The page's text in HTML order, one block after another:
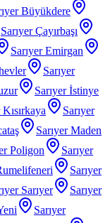
Büyükdere
Sarıyer Çayırbaşı
Sarıyer Emirgan
Sarıyer
Sarıyer İstinye
Kısırkaya
Sarıyer
Sarıyer Maden
Poligon
Sarıyer
Sarıyer
Sarıyer
Sarıyer
Sarıyer